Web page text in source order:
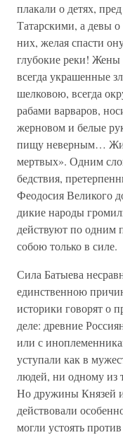
плакали о детях,
Татарскими, а девы
них, желая спасти
глубокие реки! Жены
всегда украшенные
шелковою, всегда
рабами варваров,
жерновом и белые
пищу неверным…
мертвых». Одним
бедствия,
Феодосия Великого
дикие народы
действуют по одним
собою только в силе.
Сила Батыева
единственною
историки говорят о
деле: древние
или с
уступали как в
людей, ни одному из
Но дружины Князей и
действовали
могли устоять